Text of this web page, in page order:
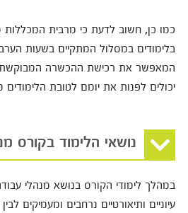
כמו כן, חשוב לדעת כי מרבית
בלימודים במסלול המתקיים בשעות
המאפשר את רכישת ההכשרה המבוקשת
יכולים לפנות את יומם לטובת הלימודים
נושאי הלימוד בקורס
במהלך לימודי הקורס בנושא מנהלי
עיוניים ותיאורטיים נרחבים ומעמיקים